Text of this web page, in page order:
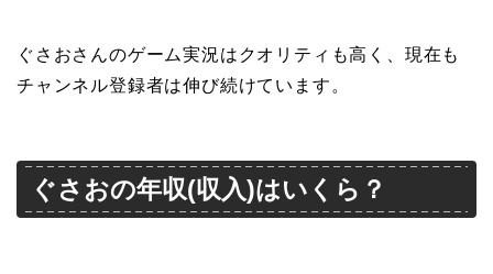
ぐさおさんのゲーム実況はクオリティも高く、現在も
チャンネル登録者は伸び続けています。
ぐさおの年収(収入)はいくら？